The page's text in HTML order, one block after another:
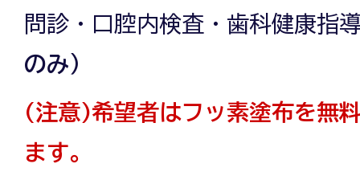
問診・口腔内検査・歯科健康指
のみ）
(注意)希望者はフッ素塗布を無
ます。